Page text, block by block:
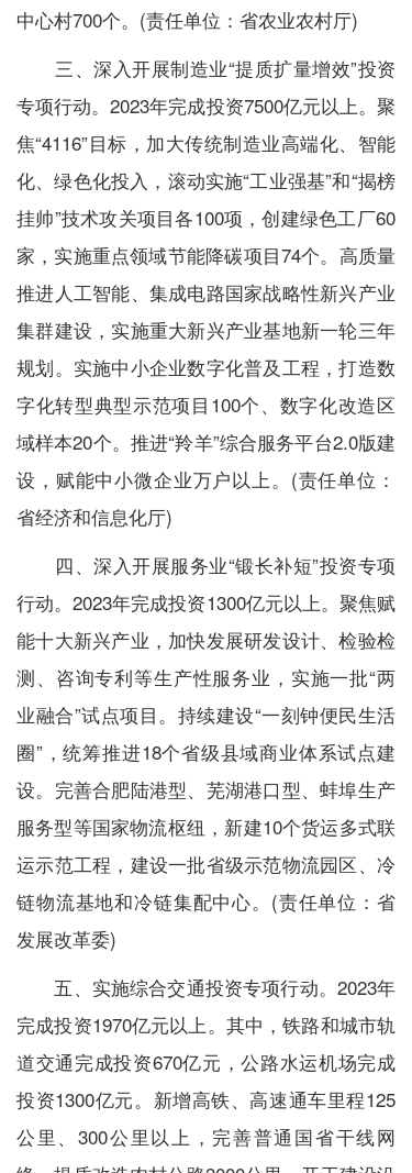
中心村700个。(责任单位：省农业农村厅)
三、深入开展制造业“提质扩量增效”投资
专项行动。2023年完成投资7500亿元以上。聚
焦“4116”目标，加大传统制造业高端化、智能
化、绿色化投入，滚动实施“工业强基”和“揭榜
挂帅”技术攻关项目各100项，创建绿色工厂60
家，实施重点领域节能降碳项目74个。高质量
推进人工智能、集成电路国家战略性新兴产业
集群建设，实施重大新兴产业基地新一轮三年
规划。实施中小企业数字化普及工程，打造数
字化转型典型示范项目100个、数字化改造区
域样本20个。推进“羚羊”综合服务平台2.0版建
设，赋能中小微企业万户以上。(责任单位：
省经济和信息化厅)
四、深入开展服务业“锻长补短”投资专项
行动。2023年完成投资1300亿元以上。聚焦赋
能十大新兴产业，加快发展研发设计、检验检
测、咨询专利等生产性服务业，实施一批“两
业融合”试点项目。持续建设“一刻钟便民生活
圈”，统筹推进18个省级县域商业体系试点建
设。完善合肥陆港型、芜湖港口型、蚌埠生产
服务型等国家物流枢纽，新建10个货运多式联
运示范工程，建设一批省级示范物流园区、冷
链物流基地和冷链集配中心。(责任单位：省
发展改革委)
五、实施综合交通投资专项行动。2023年
完成投资1970亿元以上。其中，铁路和城市轨
道交通完成投资670亿元，公路水运机场完成
投资1300亿元。新增高铁、高速通车里程125
公里、300公里以上，完善普通国省干线网